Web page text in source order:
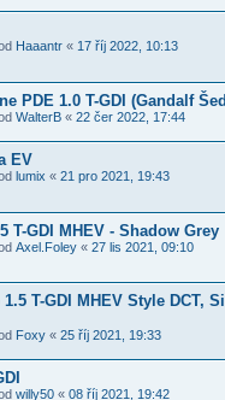
Haaantr « 17 říj 2022, 10:13
PDE 1.0 T-GDI (Gandalf
WalterB « 22 čer 2022, 17:44
EV
lumix « 21 pro 2021, 19:43
T-GDI MHEV - Shadow Grey
Axel.Foley « 27 lis 2021, 09:10
T-GDI MHEV Style DCT,
Foxy « 25 říj 2021, 19:33
willy50 « 08 říj 2021, 19:42